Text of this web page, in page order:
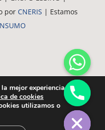
por CNERIS | Estamos
Crematorio de
de Mascotas en
Meco Crematorio de
mejor experiencia en
de cookies
utilizamos o
Hide
chaty